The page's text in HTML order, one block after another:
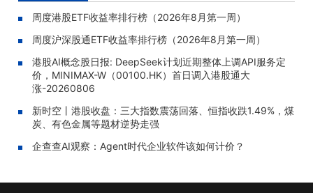
周度港股ETF收益率排行榜（2026年8月第一周）
周度沪深股通ETF收益率排行榜（2026年8月第一周）
港股AI概念股日报: DeepSeek计划近期整体上调API服务定
价，MINIMAX-W（00100.HK）首日调入港股通大
涨-20260806
新时空丨港股收盘：三大指数震荡回落、恒指收跌1.49%，煤
炭、有色金属等题材逆势走强
企查查AI观察：Agent时代企业软件该如何计价？